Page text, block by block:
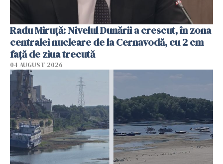
Radu Miruţă: Nivelul Dunării a crescut, în zona
centralei nucleare de la Cernavodă, cu 2 cm
faţă de ziua trecută
04 AUGUST 2026